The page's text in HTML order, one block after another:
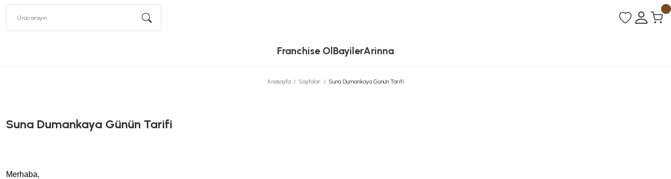
Franchise OlBayilerArinna
Anasayfa Sayfalar Suna Dumankaya Günün Tarifi
Suna Dumankaya Günün Tarifi
Merhaba,